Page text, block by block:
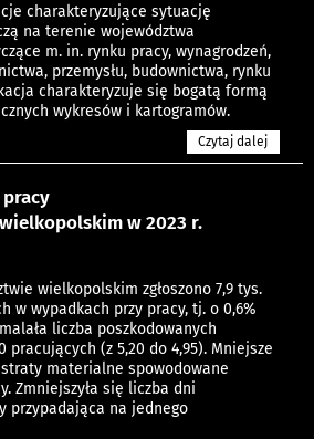
charakteryzujące sytuację
na terenie województwa
m. in. rynku pracy, wynagrodzeń,
przemysłu, budownictwa, rynku
charakteryzuje się bogatą formą
wykresów i kartogramów.
Czytaj dalej
w 2023 r.
wielkopolskim zgłoszono 7,9 tys.
w wypadkach przy pracy, tj. o 0,6%
liczba poszkodowanych
pracujących (z 5,20 do 4,95). Mniejsze
straty materialne spowodowane
Zmniejszyła się liczba dni
przypadająca na jednego